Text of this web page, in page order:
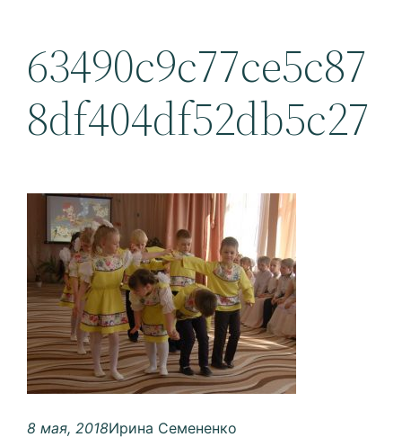
63490c9c77ce5c87
8df404df52db5c27
8 мая, 2018Ирина Семененко